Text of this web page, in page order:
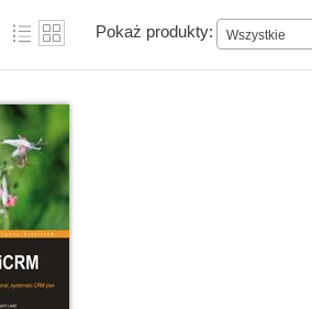
Pokaż produkty: Wszystkie